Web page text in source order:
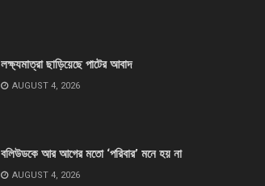
লক্ষ্যমাত্রা ছাড়িয়েছে পাটের আবাদ
AUGUST 4, 2026
বলিউডকে আর আগের মতো ‘পরিবার’ মনে হয় না
AUGUST 4, 2026